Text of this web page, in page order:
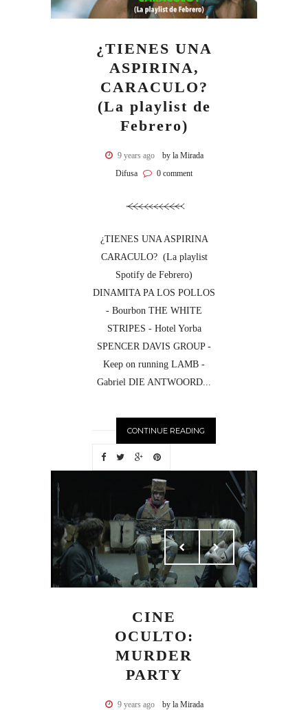
¿TIENES UNA
ASPIRINA,
CARACULO?
(La playlist de
Febrero)
9 years ago
by la Mirada
Difusa
0 comment
¿TIENES UNA ASPIRINA
CARACULO? (La playlist
Spotify de Febrero)
DINAMITA PA LOS POLLOS
- Bourbon THE WHITE
STRIPES - Hotel Yorba
SPENCER DAVIS GROUP -
Keep on running LAMB -
Gabriel DIE ANTWOORD...
CONTINUE READING
CINE
OCULTO:
MURDER
PARTY
9 years ago by la Mirada